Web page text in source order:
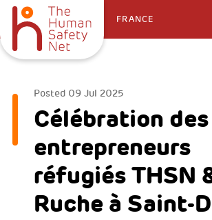
FRANCE
Posted 09 Jul 2025
Célébration des
entrepreneurs
réfugiés THSN
Ruche à Saint-